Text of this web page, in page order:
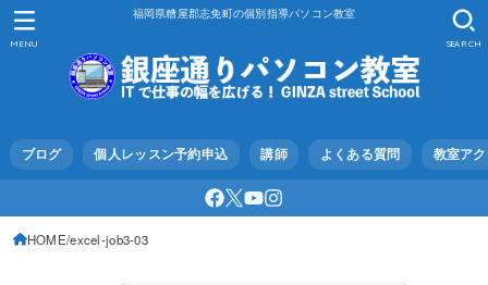
福岡県糟屋郡志免町の個別指導パソコン教室
ブログ 個人レッスン予約申込 講師 よくある質問 教室ア
SEARCH
MENU
HOME excel-job3-03